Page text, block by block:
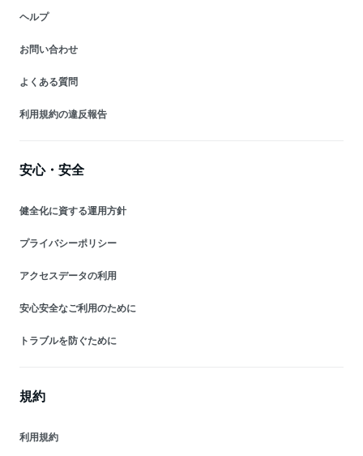
ヘルプ
お問い合わせ
よくある質問
利用規約の違反報告
安心・安全
健全化に資する運用方針
プライバシーポリシー
アクセスデータの利用
安心安全なご利用のために
トラブルを防ぐために
規約
利用規約